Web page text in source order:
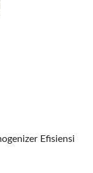
Efisiensi